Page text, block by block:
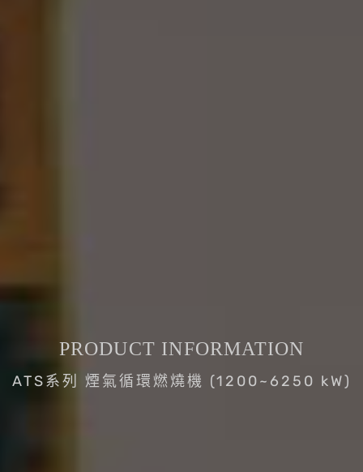
PRODUCT INFORMATION
ATS系列 煙氣循環燃燒機 (1200~6250 kW)